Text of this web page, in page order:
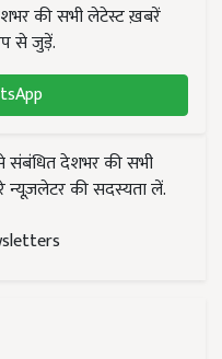
की सभी लेटेस्ट ख़बरें
से जुड़ें.
संबंधित देशभर की सभी
की सदस्यता लें.